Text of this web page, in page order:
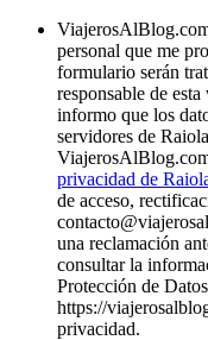
personal que me
formulario serán
responsable de
informo que los
servidores de
privacidad de
de acceso,
una reclamación
consultar la
Protección de
https://
privacidad.